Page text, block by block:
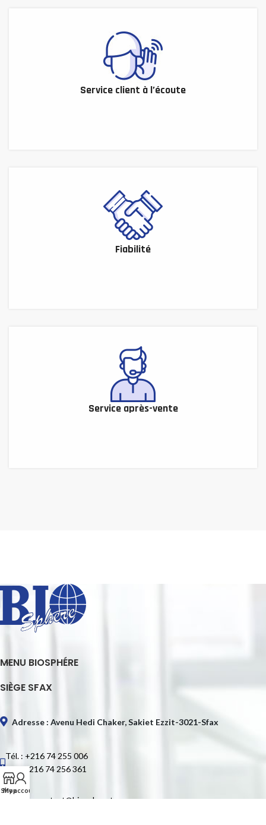
Service client à l’écoute
Fiabilité
Service après-vente
MENU BIOSPHÉRE
SIÈGE SFAX
Adresse : Avenu Hedi Chaker, Sakiet Ezzit-3021-Sfax
Tél. : +216 74 255 006
Fax : +216 74 256 361
E-mail : contact@biospheretn.com
Shop
My account